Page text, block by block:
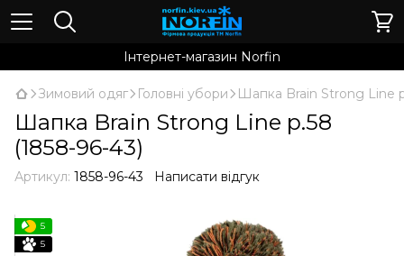
Інтернет-магазин Norfin
Зимовий одяг Головні убори Шапка Brain Strong Line
Шапка Brain Strong Line р.58
(1858-96-43)
Артикул: 1858-96-43 Написати відгук
5
5